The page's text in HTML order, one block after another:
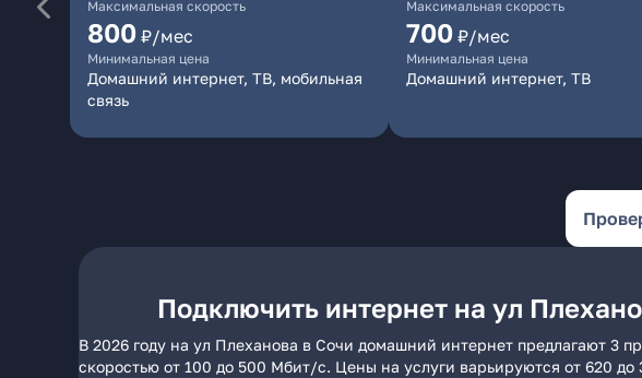
Максимальная скорость
800 ₽/мес
Минимальная цена
Домашний интернет, ТВ, мобильная
связь
Максимальная скорость
700 ₽/мес
Минимальная цена
Домашний интернет, ТВ
Подключить интернет на ул
В 2026 году на ул Плеханова в Сочи домашний интернет предлагают 3
скоростью от 100 до 500 Мбит/с. Цены на услуги варьируются от 620